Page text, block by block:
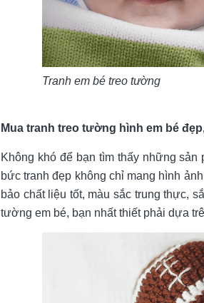
Tranh em bé treo tường
Mua tranh treo tường hình em bé
Không khó để bạn tìm thấy những sản
bức tranh đẹp không chỉ mang hình
bảo chất liệu tốt, màu sắc trung thực,
tường em bé, bạn nhất thiết phải dựa